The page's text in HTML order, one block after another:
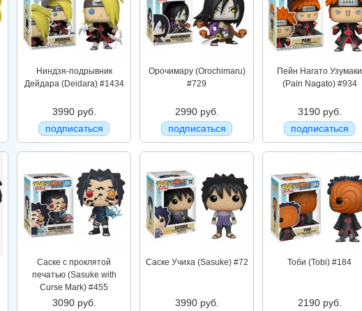
Ниндзя-подрывник
Дейдара (Deidara) #1434
3990 руб.
подписаться
Орочимару (Orochimaru)
#729
2990 руб.
подписаться
Пейн Нагато Узумаки
(Pain Nagato) #934
3190 руб.
подписаться
Саске с проклятой
печатью (Sasuke with
Curse Mark) #455
3090 руб.
Саске Учиха (Sasuke) #72
3990 руб.
Тоби (Tobi) #184
2190 руб.